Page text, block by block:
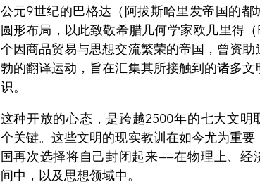
公元9世纪的巴格达（阿拔斯哈里发帝国的都
圆形布局，以此致敬希腊几何学家欧几里得
个因商品贸易与思想交流繁荣的帝国，曾资
勃的翻译运动，旨在汇集其所接触到的诸多
识。
这种开放的心态，是跨越2500年的七大文明
个关键。这些文明的现实教训在如今尤为重
国再次选择将自己封闭起来——在物理上、经
间中，以及思想领域中。